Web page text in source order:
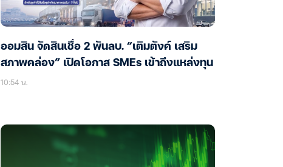
ออมสิน จัดสินเชื่อ 2 พันลบ. “เติมตังค์ เสริม
สภาพคล่อง” เปิดโอกาส SMEs เข้าถึงแหล่งทุน
10:54 น.